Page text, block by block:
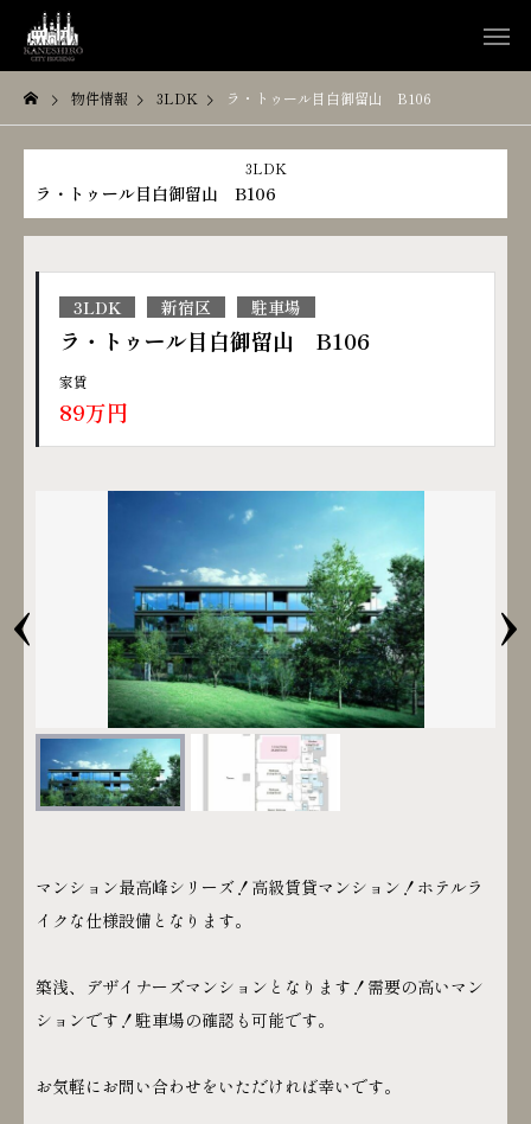
物件情報 3LDK ラ・トゥール目白御留山 B106
3LDK
ラ・トゥール目白御留山 B106
3LDK 新宿区 駐車場
ラ・トゥール目白御留山 B106
家賃
89万円
‹ ›
マンション最高峰シリーズ！高級賃貸マンション！ホテルラ
イクな仕様設備となります。
築浅、デザイナーズマンションとなります！需要の高いマン
ションです！駐車場の確認も可能です。
お気軽にお問い合わせをいただければ幸いです。